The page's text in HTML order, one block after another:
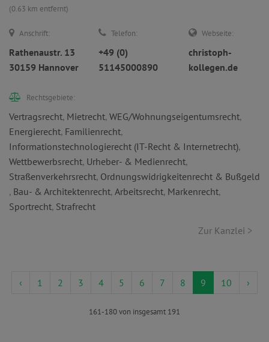
(0.63 km entfernt)
Anschrift:
Rathenaustr. 13
30159 Hannover
Telefon:
+49 (0)
51145000890
Webseite:
christoph-
kollegen.de
Rechtsgebiete:
Vertragsrecht, Mietrecht, WEG/Wohnungseigentumsrecht,
Energierecht, Familienrecht,
Informationstechnologierecht (IT-Recht & Internetrecht),
Wettbewerbsrecht, Urheber- & Medienrecht,
Straßenverkehrsrecht, Ordnungswidrigkeitenrecht & Bußgeld
, Bau- & Architektenrecht, Arbeitsrecht, Markenrecht,
Sportrecht, Strafrecht
Zur Kanzlei >
‹ 1 2 3 4 5 6 7 8 9 10 ›
161-180 von insgesamt 191